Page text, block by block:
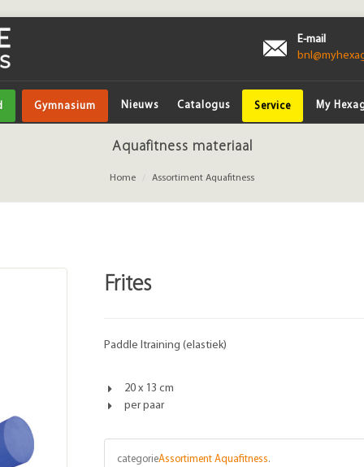
E-mail
Gymnasium Nieuws Catalogus Service My
Aquafitness materiaal
Home Assortiment Aquafitness
Frites
Paddle ltraining (elastiek)
20 x 13 cm
per paar
categorieAssortiment Aquafitness.